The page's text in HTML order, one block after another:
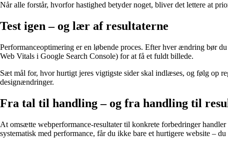
Når alle forstår, hvorfor hastighed betyder noget, bliver det lettere at
Test igen – og lær af resultaterne
Performanceoptimering er en løbende proces. Efter hver ændring bør
Web Vitals i Google Search Console) for at få et fuldt billede.
Sæt mål for, hvor hurtigt jeres vigtigste sider skal indlæses, og følg op
designændringer.
Fra tal til handling – og fra handling til
At omsætte webperformance-resultater til konkrete forbedringer
systematisk med performance, får du ikke bare et hurtigere website –